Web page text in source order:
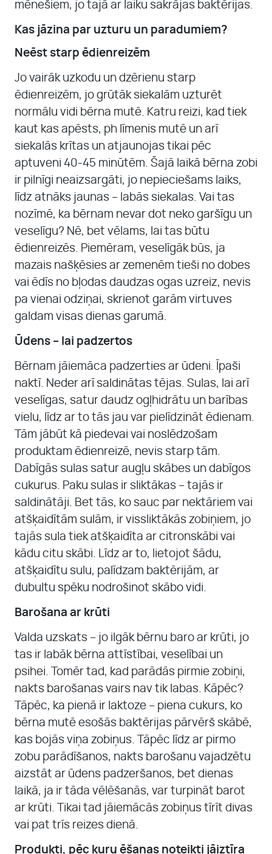
mēnešiem, jo tajā ar laiku sakrājas baktērijas.
Kas jāzina par uzturu un paradumiem?
Neēst starp ēdienreizēm
Jo vairāk uzkodu un dzērienu starp
ēdienreizēm, jo grūtāk siekalām uzturēt
normālu vidi bērna mutē. Katru reizi, kad tiek
kaut kas apēsts, ph līmenis mutē un arī
siekalās krītas un atjaunojas tikai pēc
aptuveni 40-45 minūtēm. Šajā laikā bērna zobi
ir pilnīgi neaizsargāti, jo nepieciešams laiks,
līdz atnāks jaunas – labās siekalas. Vai tas
nozīmē, ka bērnam nevar dot neko garšīgu un
veselīgu? Nē, bet vēlams, lai tas būtu
ēdienreizēs. Piemēram, veselīgāk būs, ja
mazais našķēsies ar zemenēm tieši no dobes
vai ēdīs no bļodas daudzas ogas uzreiz, nevis
pa vienai odziņai, skrienot garām virtuves
galdam visas dienas garumā.
Ūdens – lai padzertos
Bērnam jāiemāca padzerties ar ūdeni. Īpaši
naktī. Neder arī saldinātas tējas. Sulas, lai arī
veselīgas, satur daudz ogļhidrātu un barības
vielu, līdz ar to tās jau var pielīdzināt ēdienam.
Tām jābūt kā piedevai vai noslēdzošam
produktam ēdienreizē, nevis starp tām.
Dabīgās sulas satur augļu skābes un dabīgos
cukurus. Paku sulas ir sliktākas – tajās ir
saldinātāji. Bet tās, ko sauc par nektāriem vai
atšķaidītām sulām, ir vissliktākās zobiņiem, jo
tajās sula tiek atšķaidīta ar citronskābi vai
kādu citu skābi. Līdz ar to, lietojot šādu,
atšķaidītu sulu, palīdzam baktērijām, ar
dubultu spēku nodrošinot skābo vidi.
Barošana ar krūti
Valda uzskats – jo ilgāk bērnu baro ar krūti, jo
tas ir labāk bērna attīstībai, veselībai un
psihei. Tomēr tad, kad parādās pirmie zobiņi,
nakts barošanas vairs nav tik labas. Kāpēc?
Tāpēc, ka pienā ir laktoze – piena cukurs, ko
bērna mutē esošās baktērijas pārvērš skābē,
kas bojās viņa zobiņus. Tāpēc līdz ar pirmo
zobu parādīšanos, nakts barošanu vajadzētu
aizstāt ar ūdens padzeršanos, bet dienas
laikā, ja ir tāda vēlēšanās, var turpināt barot
ar krūti. Tikai tad jāiemācās zobiņus tīrīt divas
vai pat trīs reizes dienā.
Produkti, pēc kuru ēšanas noteikti jāiztīra